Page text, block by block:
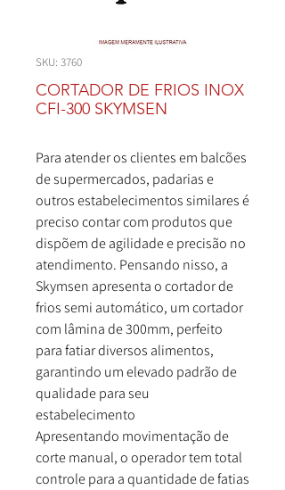
SKU: 3760
CORTADOR DE FRIOS INOX
CFI-300 SKYMSEN
Para atender os clientes em balcões
de supermercados, padarias e
outros estabelecimentos similares é
preciso contar com produtos que
dispõem de agilidade e precisão no
atendimento. Pensando nisso, a
Skymsen apresenta o cortador de
frios semi automático, um cortador
com lâmina de 300mm, perfeito
para fatiar diversos alimentos,
garantindo um elevado padrão de
qualidade para seu
estabelecimento
Apresentando movimentação de
corte manual, o operador tem total
controle para a quantidade de fatias